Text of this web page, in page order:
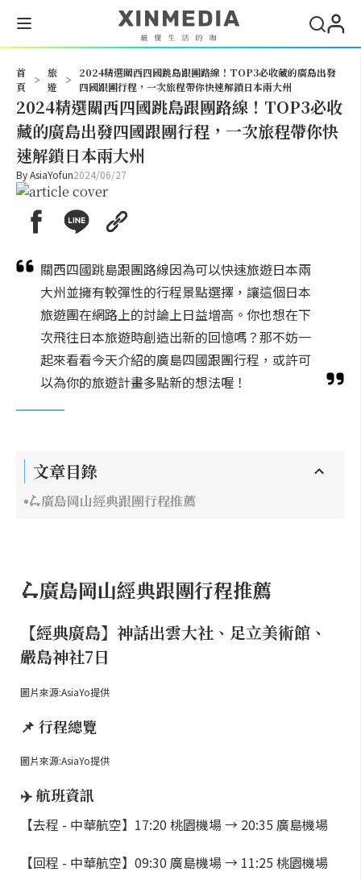
首
頁
>
旅
遊
>
2024精選關西四國跳島跟團路線！TOP3必收藏的廣島出發
四國跟團行程，一次旅程帶你快速解鎖日本兩大州
2024精選關西四國跳島跟團路線！TOP3必收
藏的廣島出發四國跟團行程，一次旅程帶你快
速解鎖日本兩大州
ByAsiaYofun2024/06/27
關西四國跳島跟團路線因為可以快速旅遊日本兩
大州並擁有較彈性的行程景點選擇，讓這個日本
旅遊團在網路上的討論上日益增高。你也想在下
次飛往日本旅遊時創造出新的回憶嗎？那不妨一
起來看看今天介紹的廣島四國跟團行程，或許可
以為你的旅遊計畫多點新的想法喔！
文章目錄
🛴廣島岡山經典跟團行程推薦
🛴廣島岡山經典跟團行程推薦
【經典廣島】神話出雲大社、足立美術館、
嚴島神社7日
圖片來源:AsiaYo提供
📌 行程總覽
圖片來源:AsiaYo提供
✈️ 航班資訊
【去程 - 中華航空】17:20 桃園機場 → 20:35 廣島機場
【回程 - 中華航空】09:30 廣島機場 → 11:25 桃園機場